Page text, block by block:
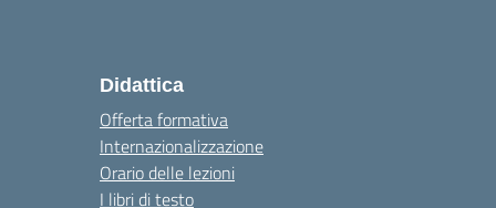
Didattica
Offerta formativa
Internazionalizzazione
Orario delle lezioni
I libri di testo